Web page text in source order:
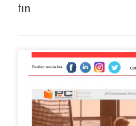
fin